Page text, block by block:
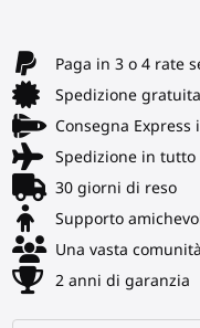
Paga in 3 o 4 rate
Spedizione
Consegna Express
Spedizione in
30 giorni di reso
Supporto
Una vasta
2 anni di garanzia